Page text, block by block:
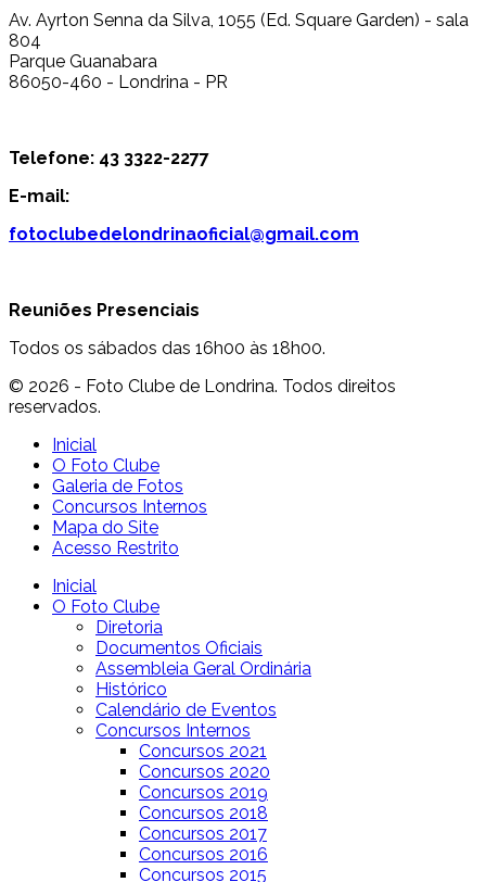
Av. Ayrton Senna da Silva, 1055 (Ed. Square Garden) - sala
804
Parque Guanabara
86050-460 - Londrina - PR
Telefone: 43 3322-2277
E-mail:
fotoclubedelondrinaoficial@gmail.com
Reuniões Presenciais
Todos os sábados das 16h00 às 18h00.
© 2026 - Foto Clube de Londrina. Todos direitos
reservados.
Inicial
O Foto Clube
Galeria de Fotos
Concursos Internos
Mapa do Site
Acesso Restrito
Inicial
O Foto Clube
Diretoria
Documentos Oficiais
Assembleia Geral Ordinária
Histórico
Calendário de Eventos
Concursos Internos
Concursos 2021
Concursos 2020
Concursos 2019
Concursos 2018
Concursos 2017
Concursos 2016
Concursos 2015